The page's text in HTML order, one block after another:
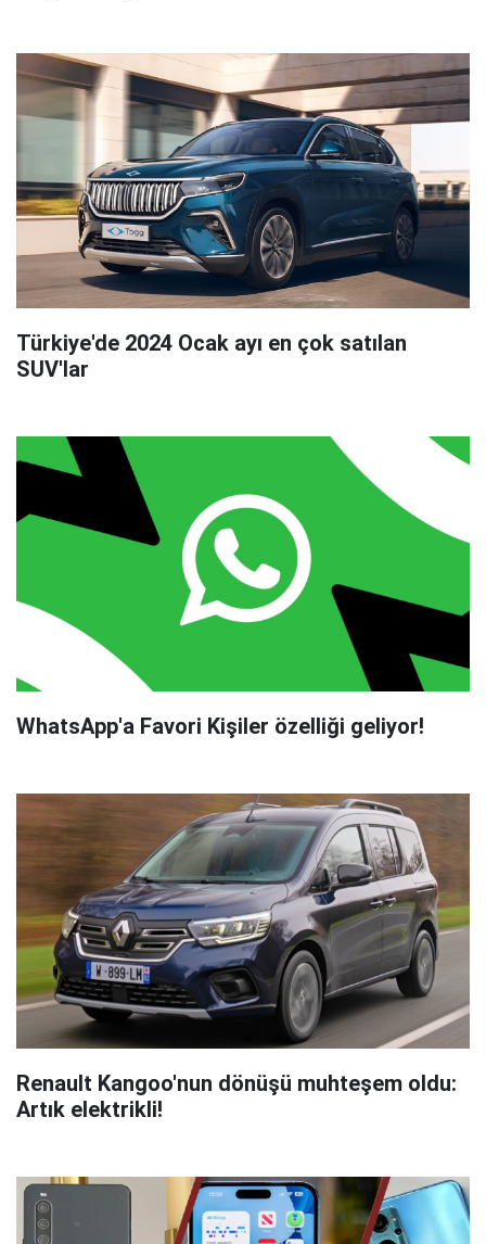
Türkiye'de 2024 Ocak ayı en çok satılan
SUV'lar
WhatsApp'a Favori Kişiler özelliği geliyor!
Renault Kangoo'nun dönüşü muhteşem oldu:
Artık elektrikli!